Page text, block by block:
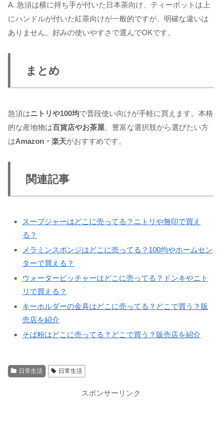
A. 急須は横に持ち手が付いた日本茶向け、ティーポットは上
にハンドルが付いた紅茶向けが一般的ですが、明確な違いは
ありません。好みの使いやすさで選んでOKです。
まとめ
急須はニトリや100均で普段使い向けが手軽に買えます。本格
的な産地物は百貨店やお茶屋 、豊富な選択肢から選びたい方
はAmazon・楽天がおすすめです。
関連記事
スープジャーはどこに売ってる？ニトリや無印で買え
る？
メラミンスポンジはどこに売ってる？100均やホームセン
ターで買える？
ウォーターピッチャーはどこに売ってる？ドンキやニト
リで買える？
キーホルダーの金具はどこに売ってる？どこで買う？販
売店を紹介
そば粉はどこに売ってる？どこで買う？販売店を紹介
日常生活 日常生活
スポンサーリンク